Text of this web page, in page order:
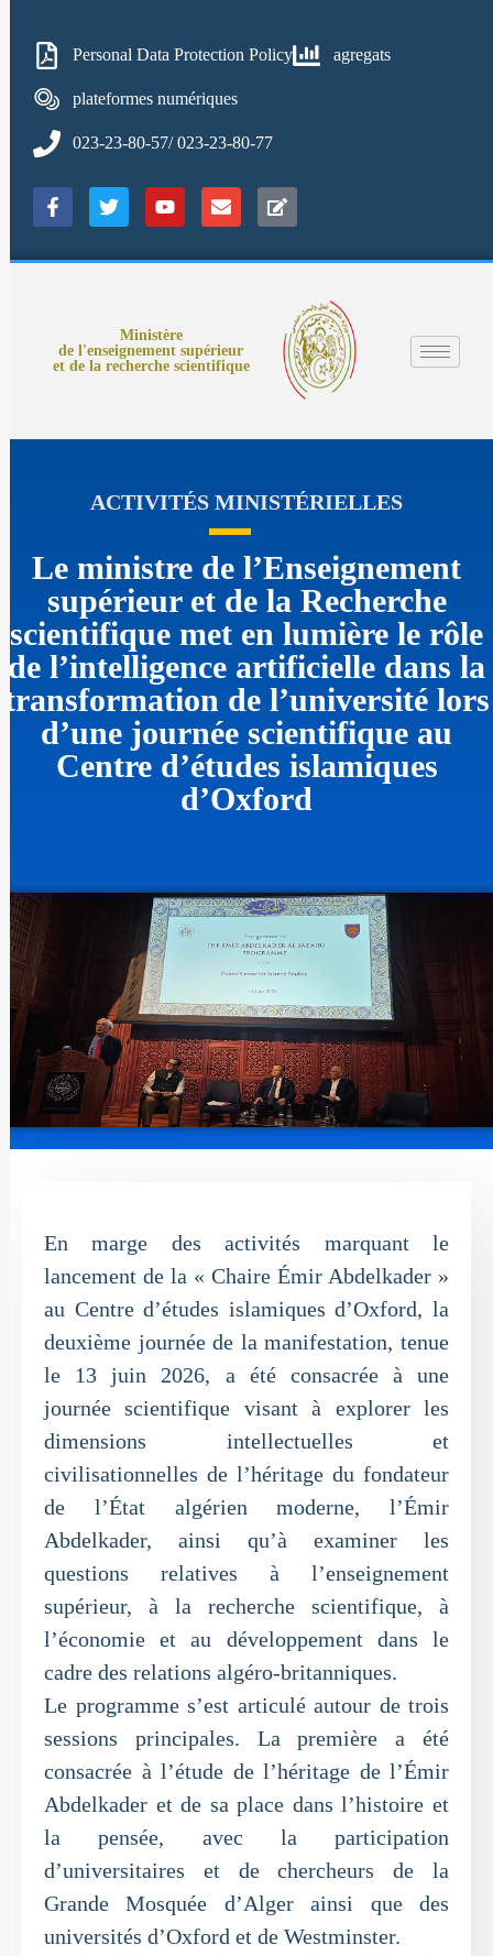
Personal Data Protection Policy agregats
plateformes numériques
023-23-80-57/ 023-23-80-77
Ministère
de l'enseignement supérieur
et de la recherche scientifique
ACTIVITÉS MINISTÉRIELLES
Le ministre de l’Enseignement
supérieur et de la Recherche
scientifique met en lumière le rôle
de l’intelligence artificielle dans la
transformation de l’université lors
d’une journée scientifique au
Centre d’études islamiques
d’Oxford
En marge des activités marquant le
lancement de la « Chaire Émir Abdelkader »
au Centre d’études islamiques d’Oxford, la
deuxième journée de la manifestation, tenue
le 13 juin 2026, a été consacrée à une
journée scientifique visant à explorer les
dimensions intellectuelles et
civilisationnelles de l’héritage du fondateur
de l’État algérien moderne, l’Émir
Abdelkader, ainsi qu’à examiner les
questions relatives à l’enseignement
supérieur, à la recherche scientifique, à
l’économie et au développement dans le
cadre des relations algéro-britanniques.
Le programme s’est articulé autour de trois
sessions principales. La première a été
consacrée à l’étude de l’héritage de l’Émir
Abdelkader et de sa place dans l’histoire et
la pensée, avec la participation
d’universitaires et de chercheurs de la
Grande Mosquée d’Alger ainsi que des
universités d’Oxford et de Westminster.